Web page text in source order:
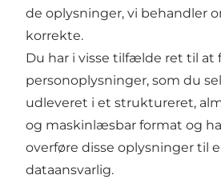
de oplysninger, vi behandler
korrekte.
Du har i visse tilfælde ret til at
personoplysninger, som du
udleveret i et struktureret,
og maskinlæsbar format og
overføre disse oplysninger til
dataansvarlig.